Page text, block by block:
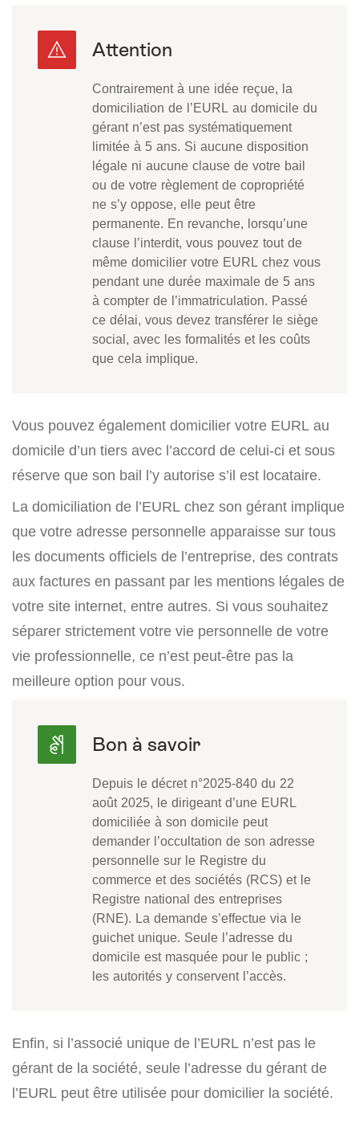
Contrairement à une idée reçue, la
domiciliation de l’EURL au domicile du
gérant n’est pas systématiquement
limitée à 5 ans. Si aucune disposition
légale ni aucune clause de votre bail
ou de votre règlement de copropriété
ne s’y oppose, elle peut être
permanente. En revanche, lorsqu’une
clause l’interdit, vous pouvez tout de
même domicilier votre EURL chez vous
pendant une durée maximale de 5 ans
à compter de l’immatriculation. Passé
ce délai, vous devez transférer le siège
social, avec les formalités et les coûts
que cela implique.
Vous pouvez également domicilier votre EURL au
domicile d’un tiers avec l’accord de celui-ci et sous
réserve que son bail l’y autorise s’il est locataire.
La domiciliation de l’EURL chez son gérant implique
que votre adresse personnelle apparaisse sur tous
les documents officiels de l’entreprise, des contrats
aux factures en passant par les mentions légales de
votre site internet, entre autres. Si vous souhaitez
séparer strictement votre vie personnelle de votre
vie professionnelle, ce n’est peut-être pas la
meilleure option pour vous.
Depuis le décret n°2025-840 du 22
août 2025, le dirigeant d’une EURL
domiciliée à son domicile peut
demander l’occultation de son adresse
personnelle sur le Registre du
commerce et des sociétés (RCS) et le
Registre national des entreprises
(RNE). La demande s’effectue via le
guichet unique. Seule l’adresse du
domicile est masquée pour le public ;
les autorités y conservent l’accès.
Enfin, si l’associé unique de l’EURL n’est pas le
gérant de la société, seule l’adresse du gérant de
l’EURL peut être utilisée pour domicilier la société.